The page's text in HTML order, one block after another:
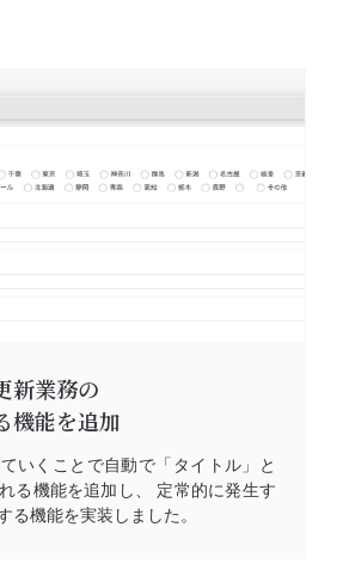
新業務の
機能を追加
いくことで自動で「タイトル」と
る機能を追加し、 定常的に発生す
る機能を実装しました。